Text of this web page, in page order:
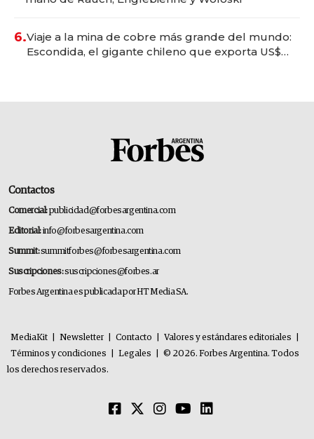
6.Viaje a la mina de cobre más grande del mundo:
Escondida, el gigante chileno que exporta US$
Contactos
Comercial:publicidad@forbesargentina.com
Editorial:info@forbesargentina.com
Summit:summitforbes@forbesargentina.com
Suscripciones:suscripciones@forbes.ar
Forbes Argentina es publicada por HT Media SA.
MediaKit Newsletter Contacto Valores y estándares editoriales
Términos y condiciones
Legales
© 2026. Forbes Argentina. Todos
los derechos reservados.